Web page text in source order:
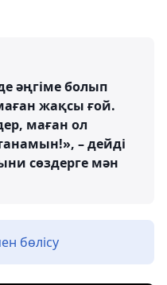
әңгіме болып
жақсы ғой.
маған ол
– дейді
сөздерге мән
бөлісу